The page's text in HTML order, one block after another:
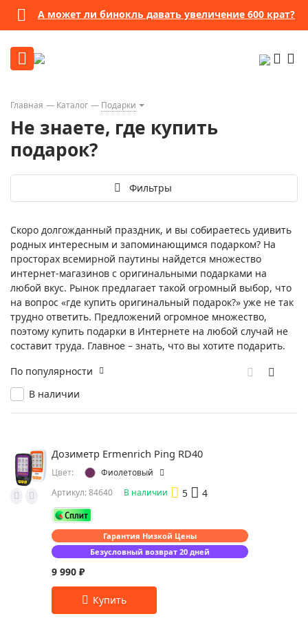
А может ли бинокль давать увеличение 600 крат?
Главная Каталог Подарки
Не знаете, где купить
подарок?
Фильтры
Скоро долгожданный праздник, и вы собираетесь удивить
родных интересным и запоминающимся подарком? На
просторах всемирной паутины найдется множество
интернет-магазинов с оригинальными подарками на
любой вкус. Рынок предлагает такой огромный выбор, что
на вопрос «где купить оригинальный подарок?» уже не так
трудно ответить. Предложений огромное множество,
поэтому купить подарки в Интернете на любой случай не
составит труда. Главное – знать, что вы хотите подарить.
В наличии
По популярности
Дозиметр Ermenrich Ping RD40
Цвет: Фиолетовый
9 990 ₽
Артикул: 84640 В наличии 5 4
Гарантия Низкой Цены
Безусловный возврат 20 дней